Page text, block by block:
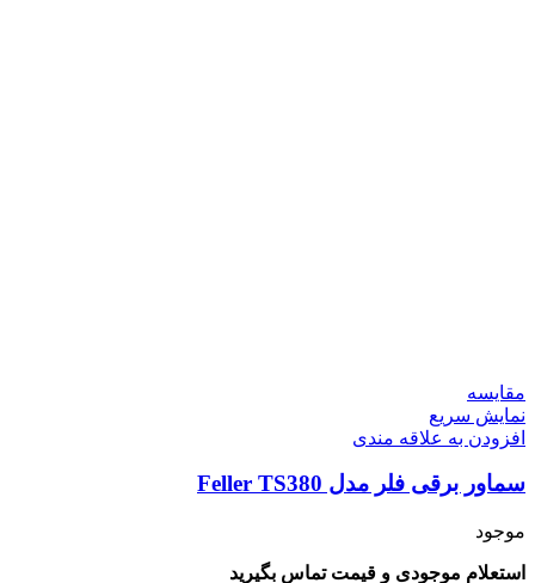
مقايسه
نمایش سریع
افزودن به علاقه مندی
سماور برقی فلر مدل Feller TS380
موجود
استعلام موجودی و قیمت تماس بگیرید